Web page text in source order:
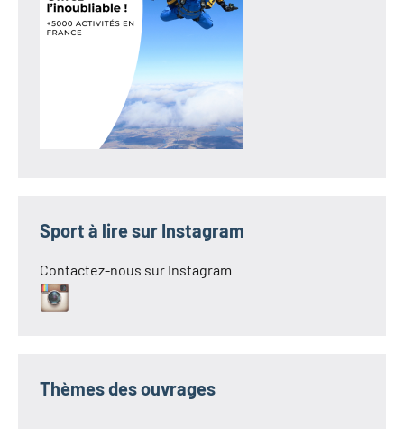
Sport à lire sur Instagram
Contactez-nous sur Instagram
Thèmes des ouvrages